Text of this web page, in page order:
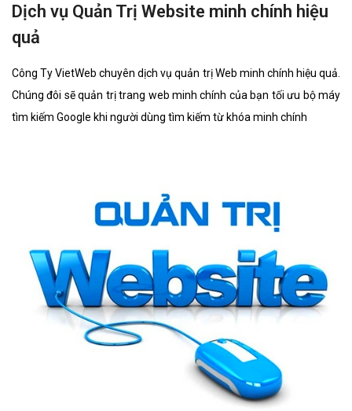
Dịch vụ Quản Trị Website minh chính hiệu
quả
Công Ty VietWeb chuyên dịch vụ quản trị Web minh chính hiệu quả.
Chúng đôi sẽ quản trị trang web minh chính của bạn tối ưu bộ máy
tìm kiếm Google khi người dùng tìm kiếm từ khóa minh chính